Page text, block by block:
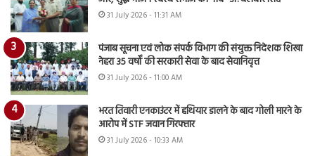
31 July 2026 - 11:31 AM
पंजाब सूचना एवं लोक संपर्क विभाग की संयुक्त निदेशक शिखा
नेहरा 35 वर्षों की सरकारी सेवा के बाद सेवानिवृत्त
31 July 2026 - 11:00 AM
भरत तिवारी एनकाउंटर में हथियार डालने के बाद गोली मारने के
आरोप में STF जवान गिरफ्तार
31 July 2026 - 10:33 AM